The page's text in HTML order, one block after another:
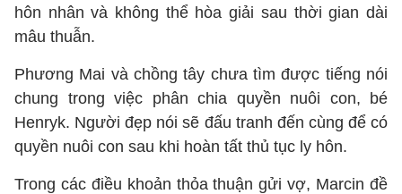
hôn nhân và không thể hòa giải sau thời gian dài
mâu thuẫn.
Phương Mai và chồng tây chưa tìm được tiếng nói
chung trong việc phân chia quyền nuôi con, bé
Henryk. Người đẹp nói sẽ đấu tranh đến cùng để có
quyền nuôi con sau khi hoàn tất thủ tục ly hôn.
Trong các điều khoản thỏa thuận gửi vợ, Marcin đề